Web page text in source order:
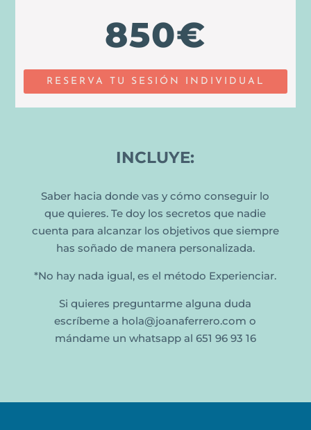
850€
RESERVA TU SESIÓN INDIVIDUAL
INCLUYE:
Saber hacia donde vas y cómo conseguir lo
que quieres. Te doy los secretos que nadie
cuenta para alcanzar los objetivos que siempre
has soñado de manera personalizada.
*No hay nada igual, es el método Experienciar.
Si quieres preguntarme alguna duda
escríbeme a hola@joanaferrero.com o
mándame un whatsapp al 651 96 93 16